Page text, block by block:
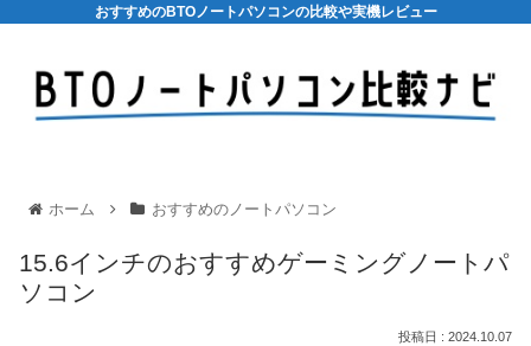
おすすめのBTOノートパソコンの比較や実機レビュー
ホーム おすすめのノートパソコン
15.6インチのおすすめゲーミングノートパ
ソコン
2024.10.07